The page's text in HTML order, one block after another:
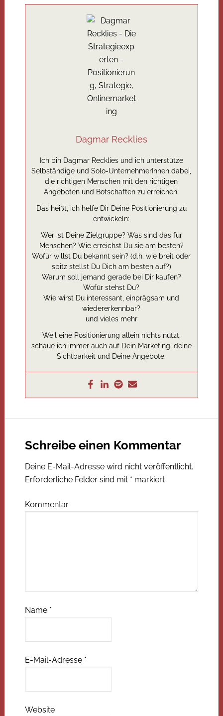
Dagmar Recklies
Ich bin Dagmar Recklies und ich unterstütze
Selbständige und Solo-UnternehmerInnen dabei,
die richtigen Menschen mit den richtigen
Angeboten und Botschaften zu erreichen.
Das heißt, ich helfe Dir Deine Positionierung zu
entwickeln:
Wer ist Deine Zielgruppe? Was sind das für
Menschen? Wie erreichst Du sie am besten?
Wofür willst Du bekannt sein? (d.h. wie breit oder
spitz stellst Du Dich am besten auf?)
Warum soll jemand gerade bei Dir kaufen?
Wofür stehst Du?
Wie wirst Du interessant, einprägsam und
wiedererkennbar?
und vieles mehr
Weil eine Positionierung allein nichts nützt,
schaue ich immer auch auf Dein Marketing, deine
Sichtbarkeit und Deine Angebote.
Schreibe einen Kommentar
Deine E-Mail-Adresse wird nicht veröffentlicht.
Erforderliche Felder sind mit * markiert
Kommentar
Name *
E-Mail-Adresse *
Website